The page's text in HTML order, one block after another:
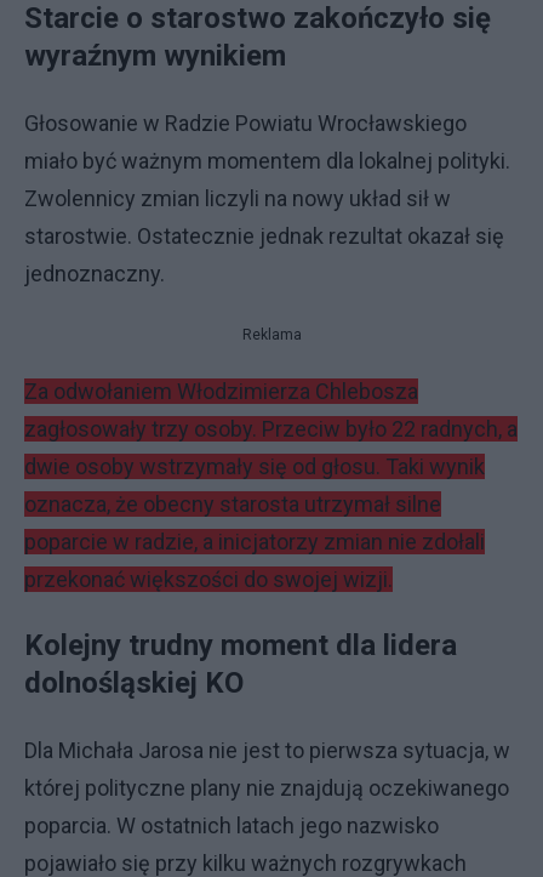
Starcie o starostwo zakończyło się
wyraźnym wynikiem
Głosowanie w Radzie Powiatu Wrocławskiego
miało być ważnym momentem dla lokalnej polityki.
Zwolennicy zmian liczyli na nowy układ sił w
starostwie. Ostatecznie jednak rezultat okazał się
jednoznaczny.
Reklama
Za odwołaniem Włodzimierza Chlebosza
zagłosowały trzy osoby. Przeciw było 22 radnych, a
dwie osoby wstrzymały się od głosu. Taki wynik
oznacza, że obecny starosta utrzymał silne
poparcie w radzie, a inicjatorzy zmian nie zdołali
przekonać większości do swojej wizji.
Kolejny trudny moment dla lidera
dolnośląskiej KO
Dla Michała Jarosa nie jest to pierwsza sytuacja, w
której polityczne plany nie znajdują oczekiwanego
poparcia. W ostatnich latach jego nazwisko
pojawiało się przy kilku ważnych rozgrywkach